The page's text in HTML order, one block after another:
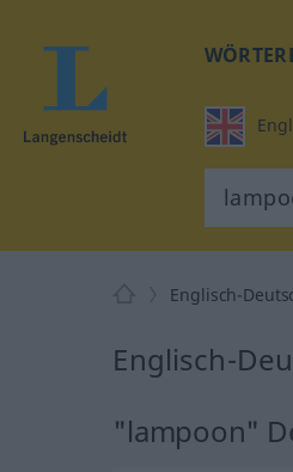
Englisch-
Englisch-
"lampoon"